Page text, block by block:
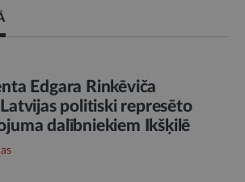
Edgara Rinkēviča
politiski represēto
dalībniekiem Ikšķilē